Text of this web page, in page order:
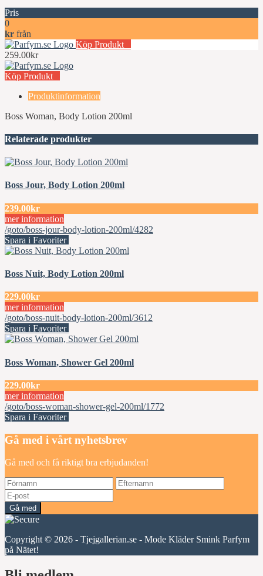
Pris
0
kr från
Köp Produkt
259.00kr
Köp Produkt
Produktinformation
Boss Woman, Body Lotion 200ml
Relaterade produkter
Boss Jour, Body Lotion 200ml
239.00kr
mer information
/goto/boss-jour-body-lotion-200ml/4282
Spara i Favoriter
Boss Nuit, Body Lotion 200ml
229.00kr
mer information
/goto/boss-nuit-body-lotion-200ml/3612
Spara i Favoriter
Boss Woman, Shower Gel 200ml
229.00kr
mer information
/goto/boss-woman-shower-gel-200ml/1772
Spara i Favoriter
Gå med i vårt nyhetsbrev
Gå med och få riktigt bra erbjudanden!
Gå med
Copyright © 2026 - Tjejgallerian.se - Mode Kläder Smink Parfym
på Nätet!